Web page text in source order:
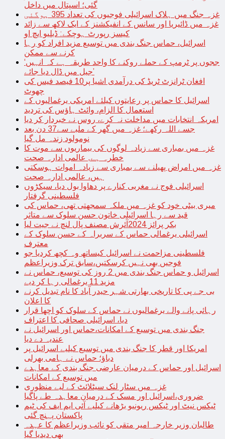
گئی؛ اسپتال میں داخل
غزہ جنگ میں ہلاک اسرائیلی فوجیوں کی تعداد 395 ہوگئی
غزہ میں ڈائیریا اور سانس کے انفیکشنز کے ایک لاکھ سے زائد
کیسز رپورٹ ہوچکے: ڈبلیو ایچ او
اسرائیل، حماس جنگ بندی میں توسیع مزید افراد کو رہا
کرنے سے ممکن
‘ججوں پر ٹرمپ کے حملے روکنے کا واحد طریقہ ہے کہ انہیں
جیل میں ڈال دیا جائے’
افغان ٹرانزٹ ٹریڈ کی درآمدی اشیا پر10 فیصد فیس کی
چھوٹ
اسرائیل کا حماس پر رعایتوں کیلئے امریکی یرغمالیوں کے
استعمال کا الزام، وائٹ ہاؤس کی تردید
امریکہ انتخابات میں مداخلت نہ کرے، روس نے خبردار کر دیا
جسے اللہ رکھے؛ غزہ میں گھر کے ملبے سے37 دن بعد
نومولود زندہ مل گیا
غزہ میں بمباری سے زیادہ لوگوں کی بیماریوں سے موت کا
خطرہ ہے, عالمی ادارہ صحت
غزہ میں امراض پھیلنے سے بمباری سے زیادہ اموات ہوسکتی
ہیں، عالمی ادارہ صحت
اسرائیلی فوج نے مغربی کنارے پر دھاوا بول دیا، سیکڑوں
فلسطینی گرفتار
میری بیٹی خود کو غزہ میں ملکہ سمجھتی تھی، حماس کی
قید سے رہا اسرائیلی خاتون حسن سلوک سے متاثر
بکر پرائز 2024آئرش مصنف پال لنچ نے جیت لیا
اسرائیلی یرغمالی حماس کے سربراہ کے حسن سلوک کے
معترف
فلسطینی مزاحمت نے اسرائیل کیساتھ وہ کچھ کردیا جو
فوجیں بھی نہیں کرسکتیں،سابق ترک وزیراعظم
اسرائیل و حماس جنگ بندی میں 2 روز کی توسیع، حماس نے
مزید 11 یرغمالی رہا کر دیے
بی جے پی کا تاریخی بھارتی شہر حیدر آباد کا نام تبدیل کرنے
کا اعلان
رہائی پانے والے یرغمالیوں نے حماس کے سلوک کو اچھا قرار
دیا، اسرائیلی صحافی کا اعتراف
جنگ بندی میں توسیع کے امکانات،حماس اور اسرائیل نے
عندیہ دے دیا
امریکا اور قطر کا جنگ بندی میں توسیع کیلیے اسرائیل پر
دباؤ؛ حماس نے ہامی بھرلی
اسرائیل اور حماس کے درمیان عارضی جنگ بندی کے معاہدے
میں توسیع کے امکانات
غزہ میں سٹار لنک سیٹلائٹ کے لیے منظوری
ضروری،اسرائیل اور مسک کے درمیان معاہدہ طے پاگیا
ٹیکس نیٹ اور ٹیکس ریونیو بڑھانے کیلیے آئی ایم ایف کی ٹیم
پاکستان پہنچ گئی
طالبان وزیر خارجہ امیر متقی کو نائب وزیراعظم کا عہدہ
بھی دیدیا گیا